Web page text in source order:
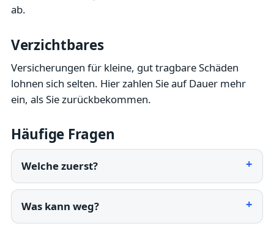
ab.
Verzichtbares
Versicherungen für kleine, gut tragbare Schäden
lohnen sich selten. Hier zahlen Sie auf Dauer mehr
ein, als Sie zurückbekommen.
Häufige Fragen
Welche zuerst?
Was kann weg?